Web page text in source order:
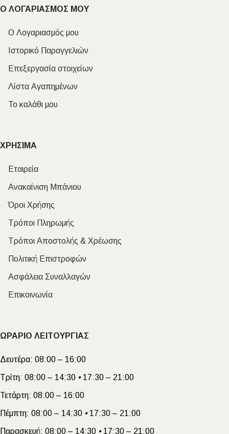
Ο ΛΟΓΑΡΙΑΣΜΟΣ ΜΟΥ
Ο Λογαριασμός μου
Ιστορικό Παραγγελιών
Επεξεργασία στοιχείων
Λίστα Αγαπημένων
Το καλάθι μου
ΧΡΗΣΙΜΑ
Εταιρεία
Ανακαίνιση Μπάνιου
Όροι Χρήσης
Τρόποι Πληρωμής
Τρόποι Αποστολής & Χρέωσης
Πολιτική Επιστροφών
Ασφάλεια Συναλλαγών
Επικοινωνία
ΩΡΑΡΙΟ ΛΕΙΤΟΥΡΓΙΑΣ
Δευτέρα: 08:00 – 16:00
Τρίτη: 08:00 – 14:30 •17:30 – 21:00
Τετάρτη: 08:00 – 16:00
Πέμπτη: 08:00 – 14:30 •17:30 – 21:00
Παρασκευή: 08:00 – 14:30 •17:30 – 21:00